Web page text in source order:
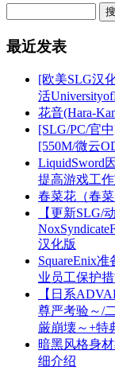
最近发表
[欧美SLG汉
活
花音(Hara-
[SLG/PC/官
[550M/微云
LiquidSword
提高游戏工
春菜花（春
【更新SLG/
汉化版
SquareEnix
业员工保护措
【日系
尊严考验～/
厳崩壊～+特
暗黑风格身
细介绍